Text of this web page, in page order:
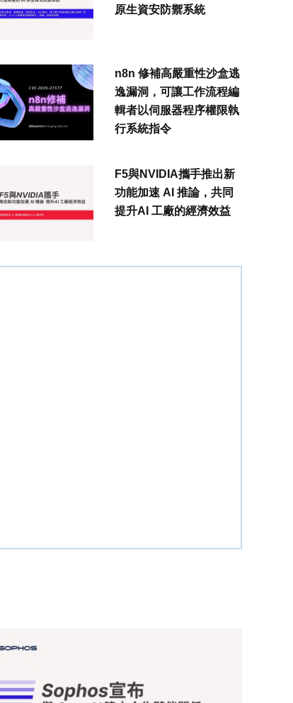
原生資安防禦系統
n8n 修補高嚴重性沙盒逃
逸漏洞，可讓工作流程編
輯者以伺服器程序權限執
行系統指令
F5與NVIDIA攜手推出新
功能加速 AI 推論，共同
提升AI 工廠的經濟效益